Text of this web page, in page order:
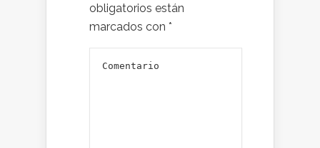
obligatorios están
marcados con *